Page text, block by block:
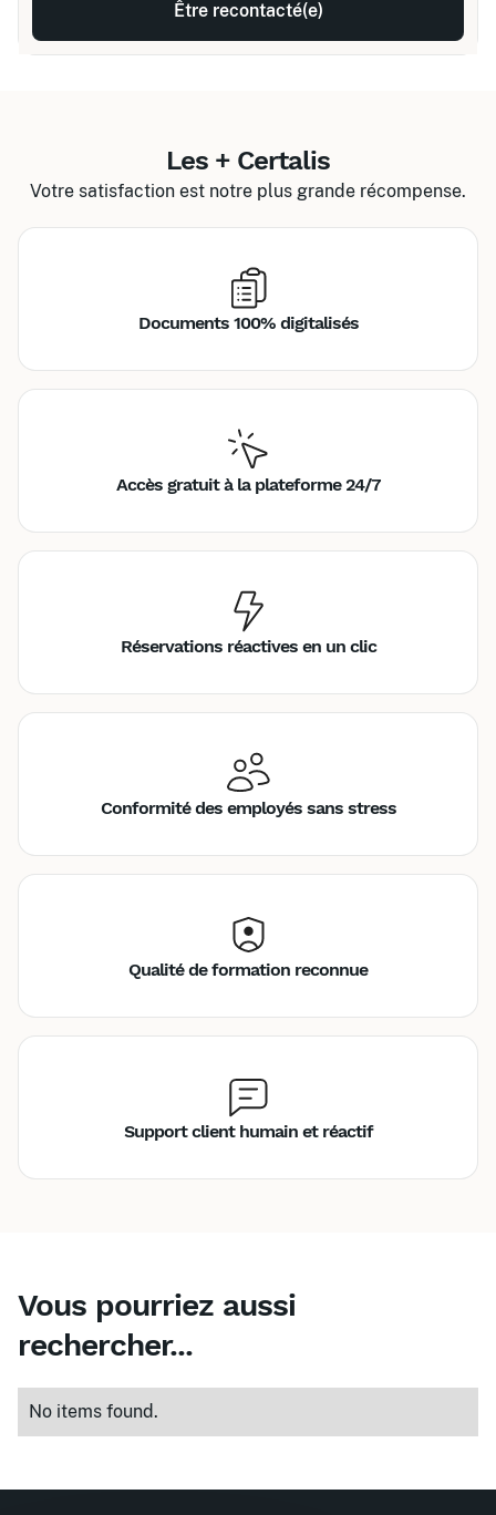
Les + Certalis
Votre satisfaction est notre plus grande récompense.
Documents 100% digitalisés
Accès gratuit à la plateforme 24/7
Réservations réactives en un clic
Conformité des employés sans stress
Qualité de formation reconnue
Support client humain et réactif
Vous pourriez aussi
rechercher...
No items found.